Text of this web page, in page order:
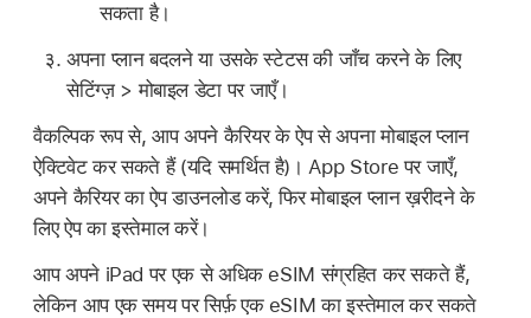
सकता है।
अपना प्लान बदलने या उसके स्टेटस की जाँच करने के लिए
सेटिंग्ज़ > मोबाइल डेटा पर जाएँ।
वैकल्पिक रूप से, आप अपने कैरियर के ऐप से अपना मोबाइल प्लान
ऐक्टिवेट कर सकते हैं (यदि समर्थित है)। App Store पर जाएँ,
अपने कैरियर का ऐप डाउनलोड करें, फिर मोबाइल प्लान ख़रीदने के
लिए ऐप का इस्तेमाल करें।
आप अपने iPad पर एक से अधिक eSIM संग्रहित कर सकते हैं,
लेकिन आप एक समय पर सिर्फ़ एक eSIM का इस्तेमाल कर सकते